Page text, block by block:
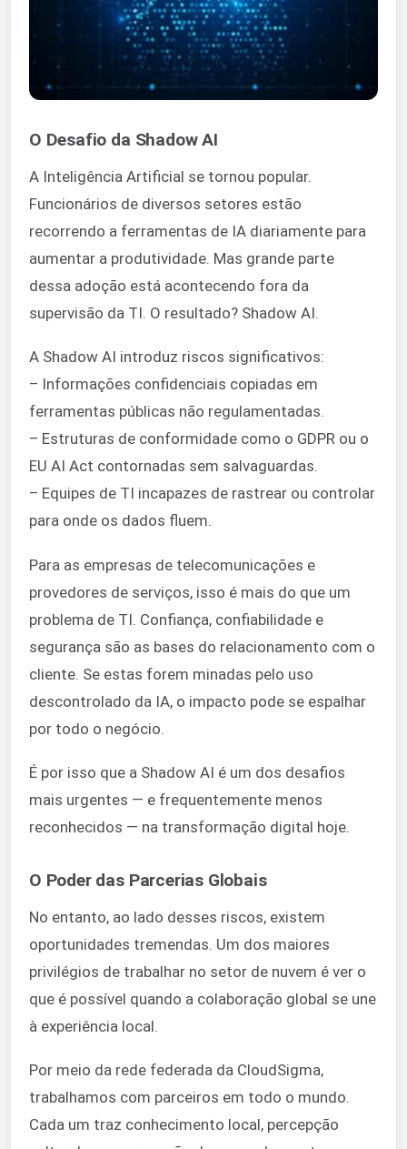
O Desafio da Shadow AI
A Inteligência Artificial se tornou popular.
Funcionários de diversos setores estão
recorrendo a ferramentas de IA diariamente para
aumentar a produtividade. Mas grande parte
dessa adoção está acontecendo fora da
supervisão da TI. O resultado? Shadow AI.
A Shadow AI introduz riscos significativos:
– Informações confidenciais copiadas em
ferramentas públicas não regulamentadas.
– Estruturas de conformidade como o GDPR ou o
EU AI Act contornadas sem salvaguardas.
– Equipes de TI incapazes de rastrear ou controlar
para onde os dados fluem.
Para as empresas de telecomunicações e
provedores de serviços, isso é mais do que um
problema de TI. Confiança, confiabilidade e
segurança são as bases do relacionamento com o
cliente. Se estas forem minadas pelo uso
descontrolado da IA, o impacto pode se espalhar
por todo o negócio.
É por isso que a Shadow AI é um dos desafios
mais urgentes — e frequentemente menos
reconhecidos — na transformação digital hoje.
O Poder das Parcerias Globais
No entanto, ao lado desses riscos, existem
oportunidades tremendas. Um dos maiores
privilégios de trabalhar no setor de nuvem é ver o
que é possível quando a colaboração global se une
à experiência local.
Por meio da rede federada da CloudSigma,
trabalhamos com parceiros em todo o mundo.
Cada um traz conhecimento local, percepção